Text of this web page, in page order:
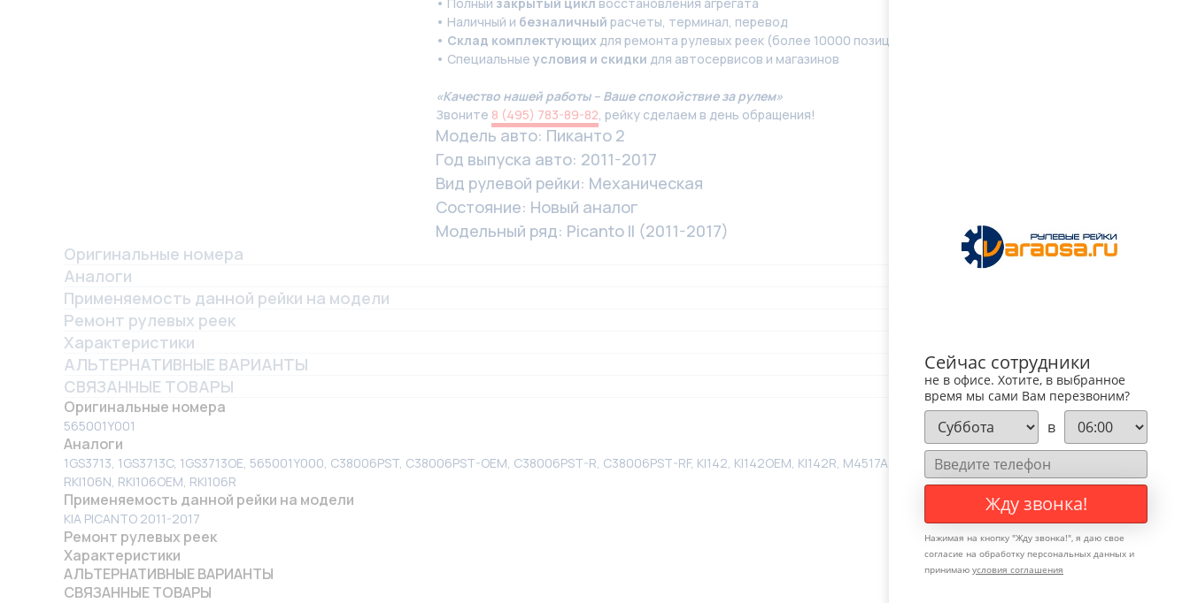
• Наличный и безналичный расчеты, терминал, перевод
• Склад комплектующих для ремонта рулевых реек (более 10000 позиций, наименований) в наличии
• Специальные условия и скидки для автосервисов и магазинов
«Качество нашей работы – Ваше спокойствие за рулем»
Звоните 8 (495) 783-89-82, рейку сделаем в день обращения!
Модель авто: Пиканто 2
Год выпуска авто: 2011-2017
Вид рулевой рейки: Механическая
Состояние: Новый аналог
Модельный ряд: Picanto II (2011-2017)
Оригинальные номера
Аналоги
Применяемость данной рейки на модели
Ремонт рулевых реек
Характеристики
АЛЬТЕРНАТИВНЫЕ ВАРИАНТЫ
СВЯЗАННЫЕ ТОВАРЫ
Оригинальные номера
565001Y001
Аналоги
1GS3713, 1GS3713C, 1GS3713OE, 565001Y000, C38006PST, C38006PST-OEM, C38006PST-R, C38006PST-RF, KI142, KI142OEM, KI142R, M4517A, M4517N, M4517U, PSG1PS3713C,
RKI106N, RKI106OEM, RKI106R
Применяемость данной рейки на модели
KIA PICANTO 2011-2017
Ремонт рулевых реек
Характеристики
АЛЬТЕРНАТИВНЫЕ ВАРИАНТЫ
СВЯЗАННЫЕ ТОВАРЫ
Сейчас сотрудники
не в офисе. Хотите, в выбранное
время мы сами Вам перезвоним?
в
Жду звонка!
Нажимая на кнопку "Жду звонка!", я даю свое
согласие на обработку персональных данных и
принимаю условия соглашения